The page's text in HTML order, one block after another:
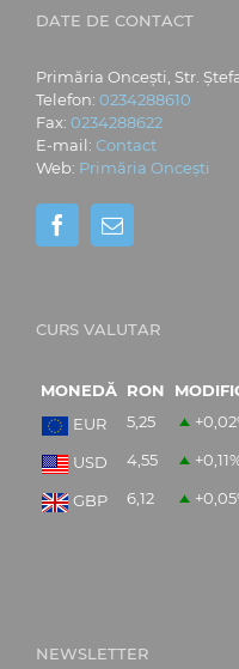
DATE DE CONTACT
Primăria Oncești, Str.
Telefon: 0234288610
Fax: 0234288622
E-mail: Contact
Web: Primăria Oncești
CURS VALUTAR
MONEDĂ RON
EUR
5,25 +0,02
USD 4,55 +0,11
GBP 6,12 +0,05
NEWSLETTER